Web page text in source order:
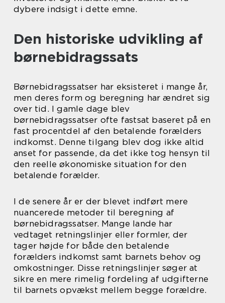
dybere indsigt i dette emne.
Den historiske udvikling af
børnebidragssats
Børnebidragssatser har eksisteret i mange år,
men deres form og beregning har ændret sig
over tid. I gamle dage blev
børnebidragssatser ofte fastsat baseret på en
fast procentdel af den betalende forælders
indkomst. Denne tilgang blev dog ikke altid
anset for passende, da det ikke tog hensyn til
den reelle økonomiske situation for den
betalende forælder.
I de senere år er der blevet indført mere
nuancerede metoder til beregning af
børnebidragssatser. Mange lande har
vedtaget retningslinjer eller formler, der
tager højde for både den betalende
forælders indkomst samt barnets behov og
omkostninger. Disse retningslinjer søger at
sikre en mere rimelig fordeling af udgifterne
til barnets opvækst mellem begge forældre.